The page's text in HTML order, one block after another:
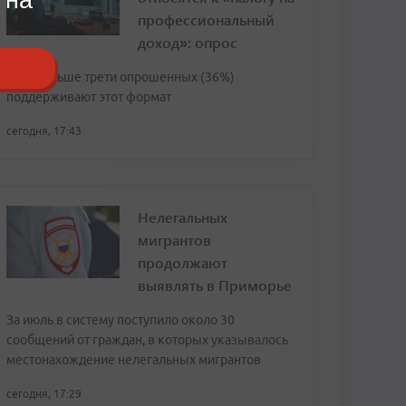
профессиональный
доход»: опрос
Чуть больше трети опрошенных (36%)
поддерживают этот формат
сегодня, 17:43
Нелегальных
мигрантов
продолжают
выявлять в Приморье
За июль в систему поступило около 30
сообщений от граждан, в которых указывалось
местонахождение нелегальных мигрантов
сегодня, 17:29